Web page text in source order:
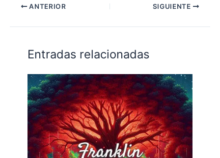
ANTERIOR SIGUIENTE
Entradas relacionadas